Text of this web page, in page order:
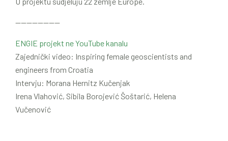
————————
ENGIE projekt ne YouTube kanalu
Zajednički video: Inspiring female geoscientists and
engineers from Croatia
Intervju: Morana Hernitz Kučenjak
Irena Vlahović, Sibila Borojević Šoštarić, Helena
Vučenović